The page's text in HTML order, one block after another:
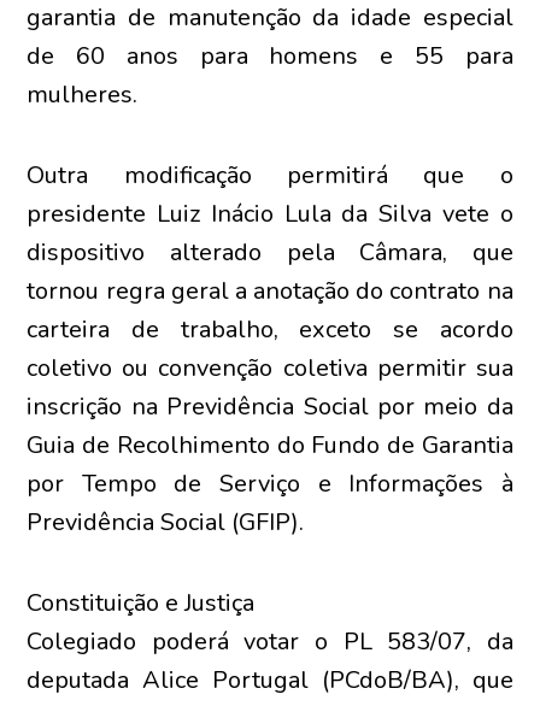
garantia de manutenção da idade especial
de 60 anos para homens e 55 para
mulheres.
Outra modificação permitirá que o
presidente Luiz Inácio Lula da Silva vete o
dispositivo alterado pela Câmara, que
tornou regra geral a anotação do contrato na
carteira de trabalho, exceto se acordo
coletivo ou convenção coletiva permitir sua
inscrição na Previdência Social por meio da
Guia de Recolhimento do Fundo de Garantia
por Tempo de Serviço e Informações à
Previdência Social (GFIP).
Constituição e Justiça
Colegiado poderá votar o PL 583/07, da
deputada Alice Portugal (PCdoB/BA), que